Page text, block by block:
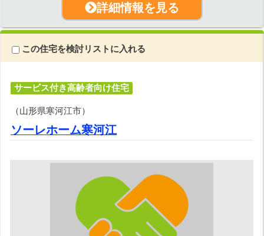
詳細情報を見る
この住宅を検討リストに入れる
サービス付き高齢者向け住宅
（山形県寒河江市）
ソーレホーム寒河江